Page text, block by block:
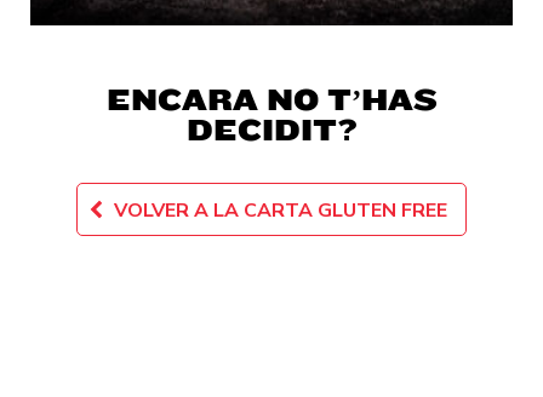
ENCARA NO T’HAS
DECIDIT?
VOLVER A LA CARTA GLUTEN FREE